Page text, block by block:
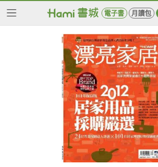
電子書 月讀包